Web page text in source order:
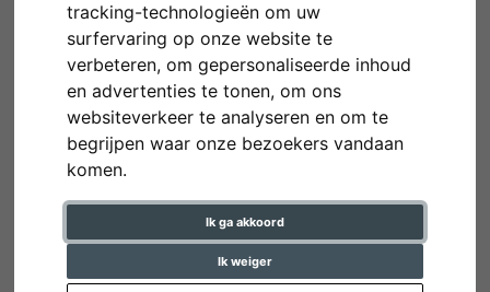
tracking-technologieën om uw
surfervaring op onze website te
verbeteren, om gepersonaliseerde inhoud
en advertenties te tonen, om ons
websiteverkeer te analyseren en om te
begrijpen waar onze bezoekers vandaan
komen.
Ik ga akkoord
Ik weiger
Terug